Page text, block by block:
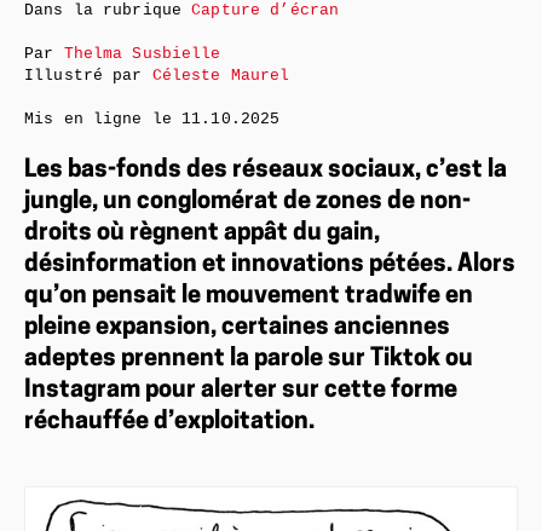
Les bas-fonds des réseaux sociaux, c’est la
jungle, un conglomérat de zones de non-
droits où règnent appât du gain,
désinformation et innovations pétées. Alors
qu’on pensait le mouvement tradwife en
pleine expansion, certaines anciennes
adeptes prennent la parole sur Tiktok ou
Instagram pour alerter sur cette forme
réchauffée d’exploitation.
Dans la rubriqueCapture d’écran
Par Thelma Susbielle
Illustré par Céleste Maurel
Mis en ligne le 11.10.2025